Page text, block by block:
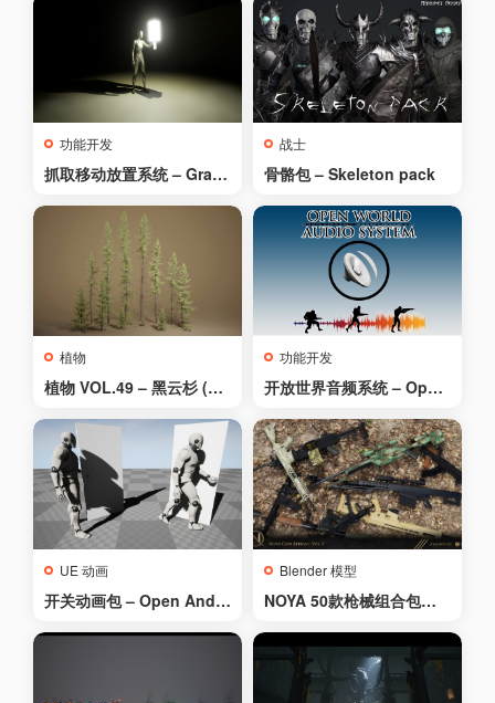
功能开发
抓取移动放置系统 – Grab
战士
骨骼包 – Skeleton pack
植物
植物 VOL.49 – 黑云杉 (Na
e VOL.49 – Black Spruce
(Nanite – NO TRANSPAR
ENCY)
功能开发
开放世界音频系统 – Open
UE 动画
开关动画包 – Open And C
Blender 模型
NOYA 50款枪械组合包第
ash Vol 3